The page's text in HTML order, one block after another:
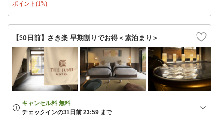
ポイント(1%)
【30日前】さき楽 早期割りでお得＜素泊まり＞